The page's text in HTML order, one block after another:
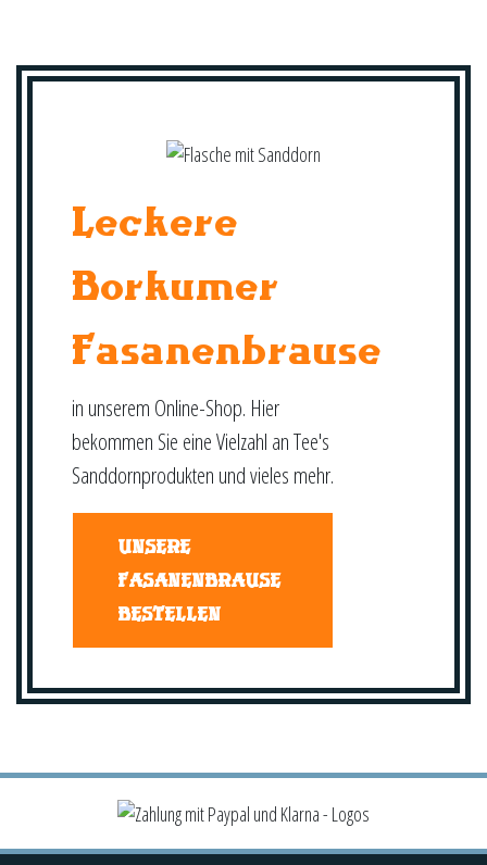
Leckere
Borkumer
Fasanenbrause
in unserem Online-Shop. Hier
bekommen Sie eine Vielzahl an Tee's
Sanddornprodukten und vieles mehr.
UNSERE
FASANENBRAUSE
BESTELLEN